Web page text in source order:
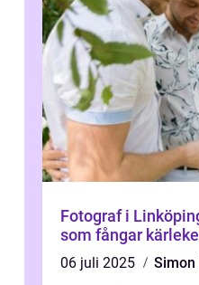
Fotograf i
som fångar
06 juli 2025
Simon